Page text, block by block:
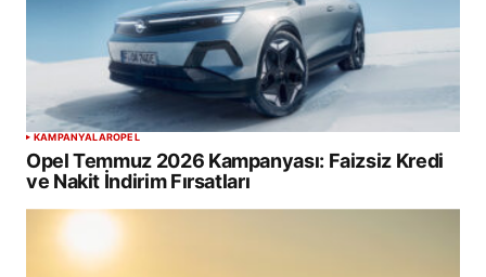
KAMPANYALAROPEL
Opel Temmuz 2026 Kampanyası: Faizsiz Kredi
ve Nakit İndirim Fırsatları